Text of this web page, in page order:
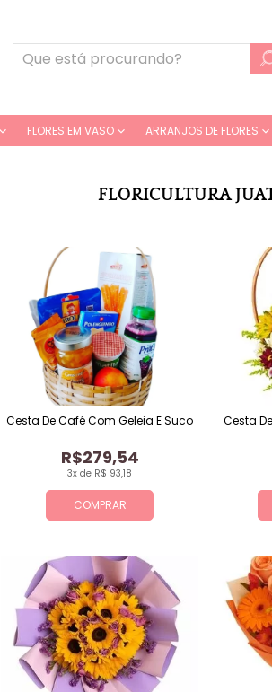
FLORES EM VASO ARRANJOS DE FLORES
FLORICULTURA
COMPRAR
3x de R$ 93,18
R$279,54
Cesta De Café Com Geleia E Suco
Cesta